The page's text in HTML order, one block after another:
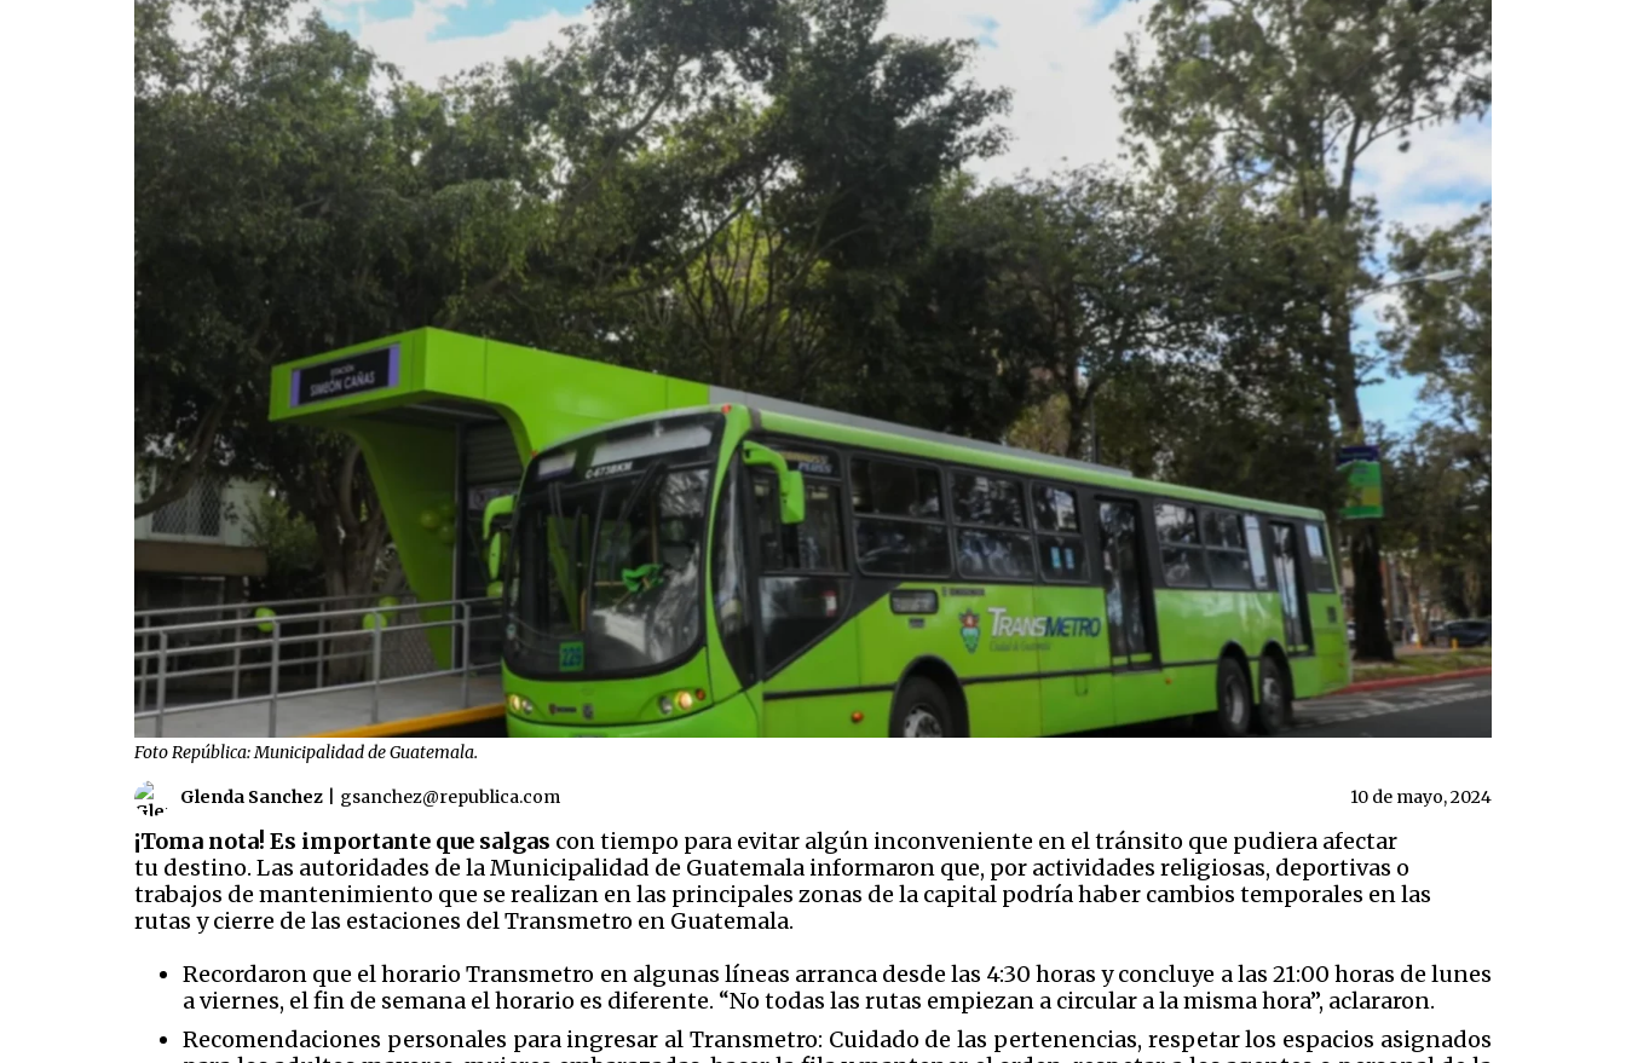
Foto República: Municipalidad de Guatemala.
Glenda Sanchez gsanchez@republica.com 10 de mayo, 2024
¡Toma nota! Es importante que salgas con tiempo para evitar algún inconveniente en el tránsito que pudiera afectar
tu destino. Las autoridades de la Municipalidad de Guatemala informaron que, por actividades religiosas, deportivas o
trabajos de mantenimiento que se realizan en las principales zonas de la capital podría haber cambios temporales en las
rutas y cierre de las estaciones del Transmetro en Guatemala.
Recordaron que el horarioTransmetro en algunas líneas arranca desde las 4:30 horas y concluye a las 21:00 horas de lunes
a viernes, el fin de semana el horario es diferente. “No todas las rutas empiezan a circular a la misma hora”, aclararon.
Recomendaciones personales para ingresar al Transmetro: Cuidado de las pertenencias, respetar los espacios asignados